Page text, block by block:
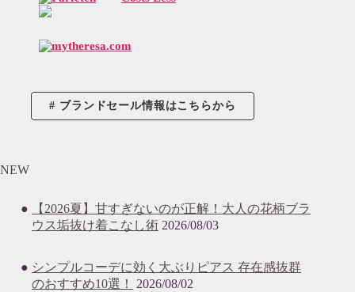
ブランドセール情報はこちらから
NEW
【2026夏】甘すぎないのが正解！大人の花柄ブラ
ウス垢抜け着こなし術 2026/08/03
シンプルコーデに効く大ぶりピアス 存在感抜群
のおすすめ10選！
2026/08/02